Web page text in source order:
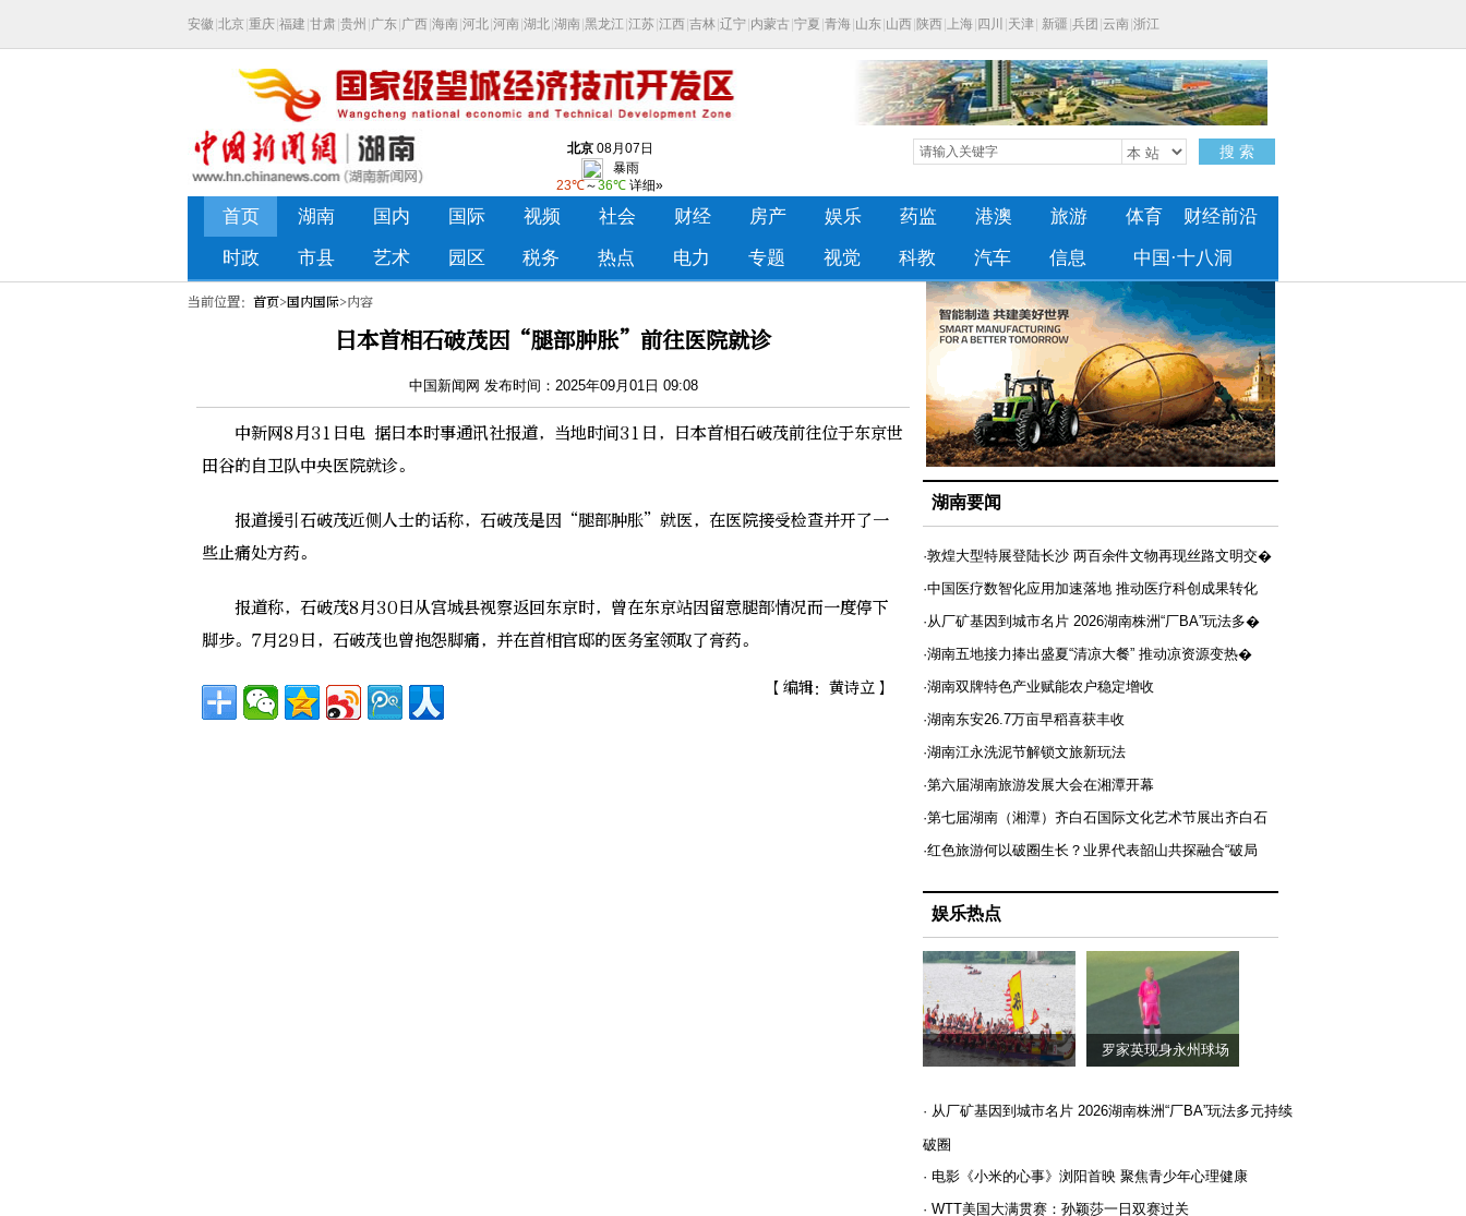
当前位置： 首页>国内国际>内容
日本首相石破茂因“腿部肿胀”前往医院就诊
中国新闻网 发布时间：2025年09月01日 09:08
中新网8月31日电 据日本时事通讯社报道，当地时间31日，日本首相石破茂前往位于东京世
田谷的自卫队中央医院就诊。
报道援引石破茂近侧人士的话称，石破茂是因“腿部肿胀”就医，在医院接受检查并开了一
些止痛处方药。
报道称，石破茂8月30日从宫城县视察返回东京时，曾在东京站因留意腿部情况而一度停下
脚步。7月29日，石破茂也曾抱怨脚痛，并在首相官邸的医务室领取了膏药。
【编辑：黄诗立】
湖南要闻
·敦煌大型特展登陆长沙 两百余件文物再现丝路文明交�
·中国医疗数智化应用加速落地 推动医疗科创成果转化
·从厂矿基因到城市名片 2026湖南株洲“厂BA”玩法多�
·湖南五地接力捧出盛夏“清凉大餐” 推动凉资源变热�
·湖南双牌特色产业赋能农户稳定增收
·湖南东安26.7万亩早稻喜获丰收
·湖南江永洗泥节解锁文旅新玩法
·第六届湖南旅游发展大会在湘潭开幕
·第七届湖南（湘潭）齐白石国际文化艺术节展出齐白石
·红色旅游何以破圈生长？业界代表韶山共探融合“破局
娱乐热点
罗家英现身永州球场
· 从厂矿基因到城市名片 2026湖南株洲“厂BA”玩法多元持续
破圈
· 电影《小米的心事》浏阳首映 聚焦青少年心理健康
· WTT美国大满贯赛：孙颖莎一日双赛过关